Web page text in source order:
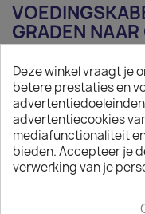
GRADEN
ZWART 3M
€ 6,85
Exclusief belasting
Voedingskabel
 Op aanvraag
Deze winkel vraagt je
betere prestaties en
advertentiecookies
mediafunctionaliteit
bieden. Accepteer je
verwerking van je